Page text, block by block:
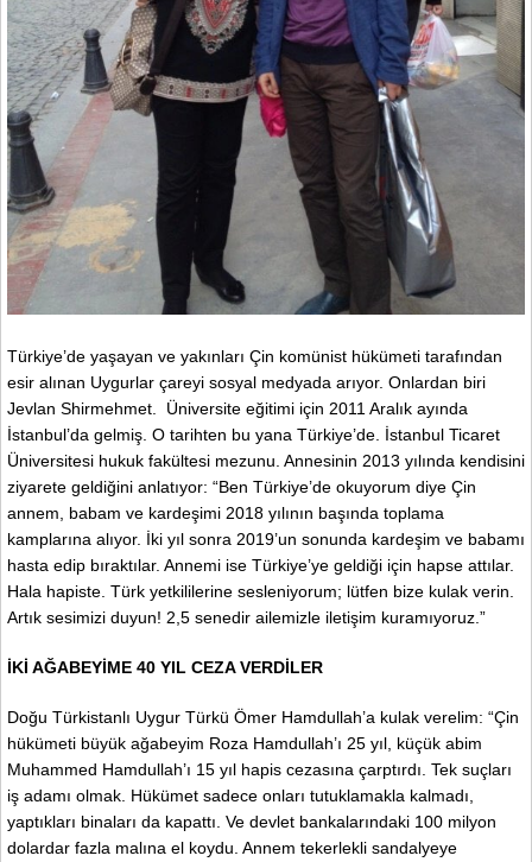
Türkiye’de yaşayan ve yakınları Çin komünist hükümeti tarafından
esir alınan Uygurlar çareyi sosyal medyada arıyor. Onlardan biri
Jevlan Shirmehmet. Üniversite eğitimi için 2011 Aralık ayında
İstanbul’da gelmiş. O tarihten bu yana Türkiye’de. İstanbul Ticaret
Üniversitesi hukuk fakültesi mezunu. Annesinin 2013 yılında kendisini
ziyarete geldiğini anlatıyor: “Ben Türkiye’de okuyorum diye Çin
annem, babam ve kardeşimi 2018 yılının başında toplama
kamplarına alıyor. İki yıl sonra 2019’un sonunda kardeşim ve babamı
hasta edip bıraktılar. Annemi ise Türkiye’ye geldiği için hapse attılar.
Hala hapiste. Türk yetkililerine sesleniyorum; lütfen bize kulak verin.
Artık sesimizi duyun! 2,5 senedir ailemizle iletişim kuramıyoruz.”
İKİ AĞABEYİME 40 YIL CEZA VERDİLER
Doğu Türkistanlı Uygur Türkü Ömer Hamdullah’a kulak verelim: “Çin
hükümeti büyük ağabeyim Roza Hamdullah’ı 25 yıl, küçük abim
Muhammed Hamdullah’ı 15 yıl hapis cezasına çarptırdı. Tek suçları
iş adamı olmak. Hükümet sadece onları tutuklamakla kalmadı,
yaptıkları binaları da kapattı. Ve devlet bankalarındaki 100 milyon
dolardar fazla malına el koydu. Annem tekerlekli sandalyeye